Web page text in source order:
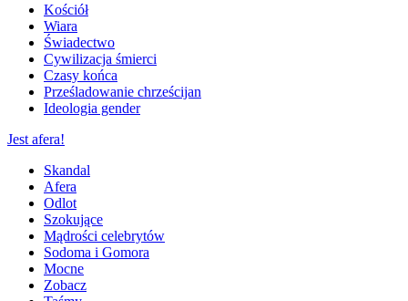
Kościół
Wiara
Świadectwo
Cywilizacja śmierci
Czasy końca
Prześladowanie chrześcijan
Ideologia gender
Jest afera!
Skandal
Afera
Odlot
Szokujące
Mądrości celebrytów
Sodoma i Gomora
Mocne
Zobacz